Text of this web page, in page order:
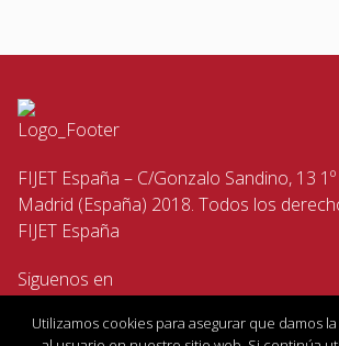
FIJET España – C/Gonzalo Sandino, 13
Madrid (España) 2018. Todos los
FIJET España
Siguenos en
Utilizamos cookies para asegurar que damos